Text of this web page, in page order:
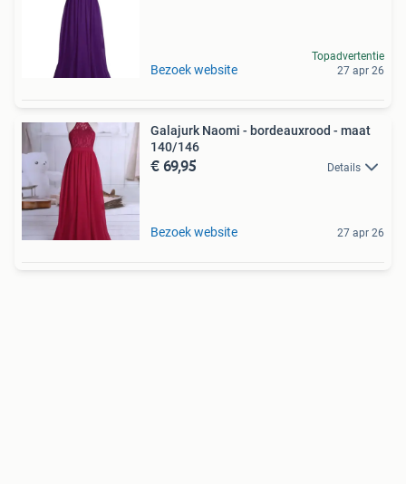
Bezoek website
Topadvertentie
27 apr 26
Galajurk Naomi - bordeauxrood - maat
140/146
€ 69,95 Details
Bezoek website 27 apr 26